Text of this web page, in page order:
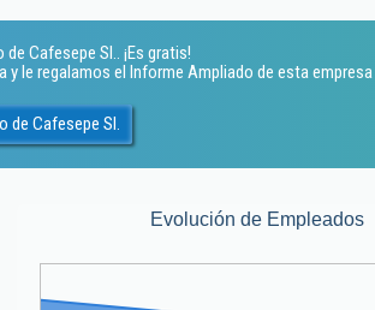
Cafesepe Sl.. ¡Es gratis!
y le regalamos el Informe Ampliado de esta empresa
de Cafesepe Sl.
Evolución de Empleados